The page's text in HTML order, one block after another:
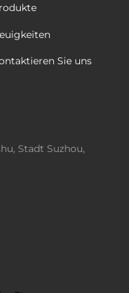
Sie uns
Stadt Suzhou,